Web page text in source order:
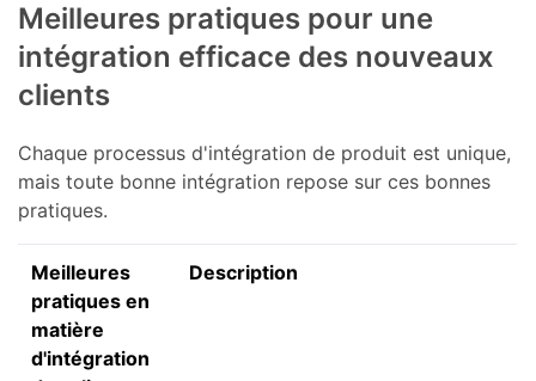
Meilleures pratiques pour une
intégration efficace des nouveaux
clients
Chaque processus d'intégration de produit est unique,
mais toute bonne intégration repose sur ces bonnes
pratiques.
Meilleures
pratiques en
matière
d'intégration
Description